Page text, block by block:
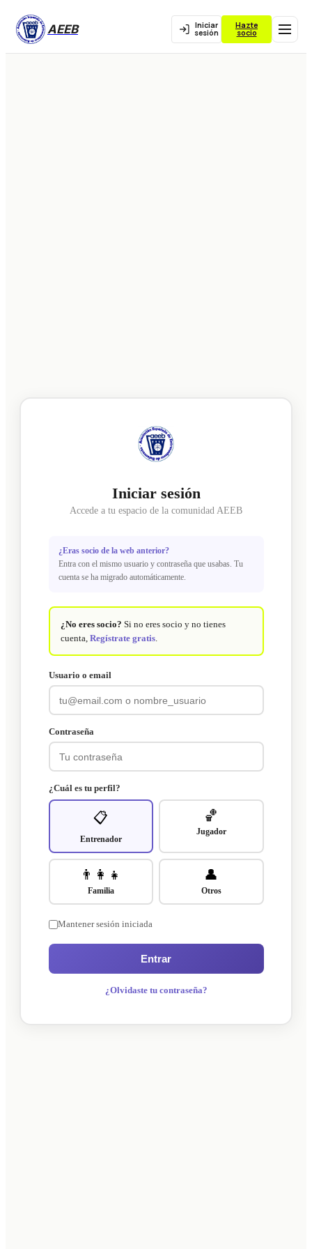
AEEB Iniciar
sesión
Hazte
socio
Iniciar sesión
Accede a tu espacio de la comunidad AEEB
¿Eras socio de la web anterior?
Entra con el mismo usuario y contraseña que usabas. Tu
cuenta se ha migrado automáticamente.
¿No eres socio? Si no eres socio y no tienes
cuenta, Regístrate gratis
Usuario o email
Contraseña
¿Cuál es tu perfil?
📋
Entrenador
🏀
Jugador
👨‍👩‍👧
Familia
👤
Otros
Mantener sesión iniciada
Entrar
¿Olvidaste tu contraseña?